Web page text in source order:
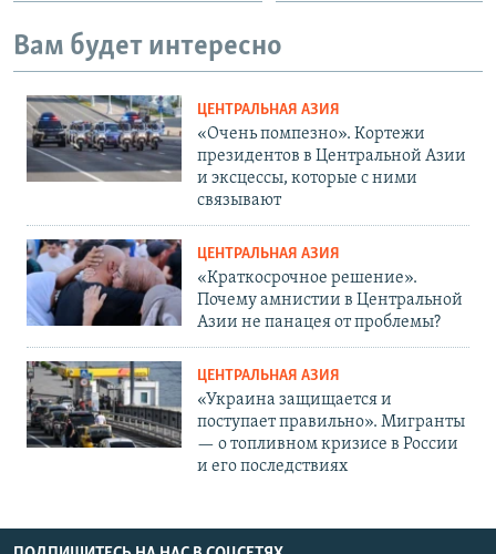
Вам будет интересно
ЦЕНТРАЛЬНАЯ АЗИЯ
«Очень помпезно». Кортежи
президентов в Центральной Азии
и эксцессы, которые с ними
связывают
ЦЕНТРАЛЬНАЯ АЗИЯ
«Краткосрочное решение».
Почему амнистии в Центральной
Азии не панацея от проблемы?
ЦЕНТРАЛЬНАЯ АЗИЯ
«Украина защищается и
поступает правильно». Мигранты
— о топливном кризисе в России
и его последствиях